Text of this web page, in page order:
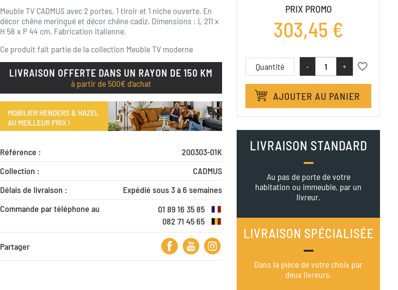
Meuble TV CADMUS avec 2 portes, 1 tiroir et 1 niche ouverte. En
décor chêne meringué et décor chêne cadiz. Dimensions : L 211 x
H 58 x P 44 cm. Fabrication italienne.
Ce produit fait partie de la collection Meuble TV moderne
LIVRAISON OFFERTE DANS UN RAYON DE 150 KM
à partir de 500€ d’achat
Référence :
200303-01K
Collection :
CADMUS
Délais de livraison :
Expédié sous 3 à 6 semaines
Commande par téléphone au
01 89 16 35 85
082 71 45 65
Partager
PRIX PROMO
303,45 €
Quantité - + favorite_border
AJOUTER AU PANIER
LIVRAISON STANDARD
Au pas de porte de votre
habitation ou immeuble, par un
livreur.
LIVRAISON SPÉCIALISÉE
Dans la pièce de votre choix par
deux livreurs.